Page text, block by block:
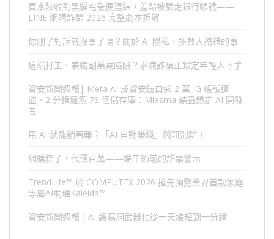
買水餃收到黑貓宅急便連結，差點被騙走銀行帳號——
LINE 網購詐騙 2026 完整劇本拆解
你刪了對話就沒事了嗎？關於 AI 隱私，多數人搞錯的事
遠端打工、兼職副業藏陷阱？求職詐騙正鎖定年輕人下手
資安新聞週報| Meta AI 成資安破口逾 2 萬 IG 帳號遭
盜、2 分鐘癱瘓 73 個儲存庫：Miasma 蠕蟲鎖定 AI 開發
者
用 AI 就能躺著賺？「AI 自動賺錢」簡訊別點！
網購粽子，代價百萬——端午節前的詐騙警示
TrendLife™ 於 COMPUTEX 2026 搶先預覽業界首款家庭
專屬AI助理Kaleida™
資安新聞週報｜AI 讓漏洞武器化從一天縮短到一分鐘